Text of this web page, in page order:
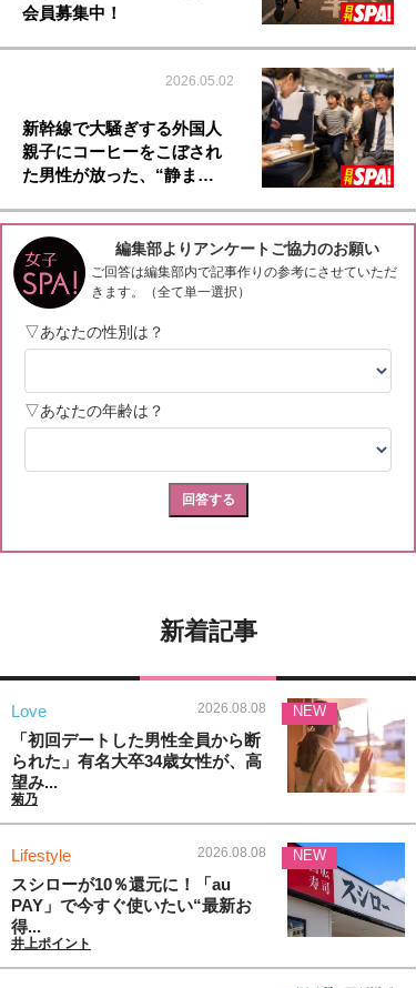
会員募集中！
2026.05.02
新幹線で大騒ぎする外国人
親子にコーヒーをこぼされ
た男性が放った、“静ま…
新着記事
Love 2026.08.08
「初回デートした男性全員から断
られた」有名大卒34歳女性が、高
望み...
菊乃
NEW
Lifestyle 2026.08.08
スシローが10％還元に！「au
PAY」で今すぐ使いたい“最新お
得...
井上ポイント
NEW